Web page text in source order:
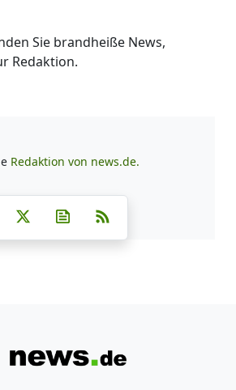
Sie brandheiße News,
Redaktion.
Redaktion von news.de.
auf Facebook
Teilen auf Whatsapp
Teilen auf Telegram
Pinterest
E-Mail teilen
Post auf XNewsletter abonnieren